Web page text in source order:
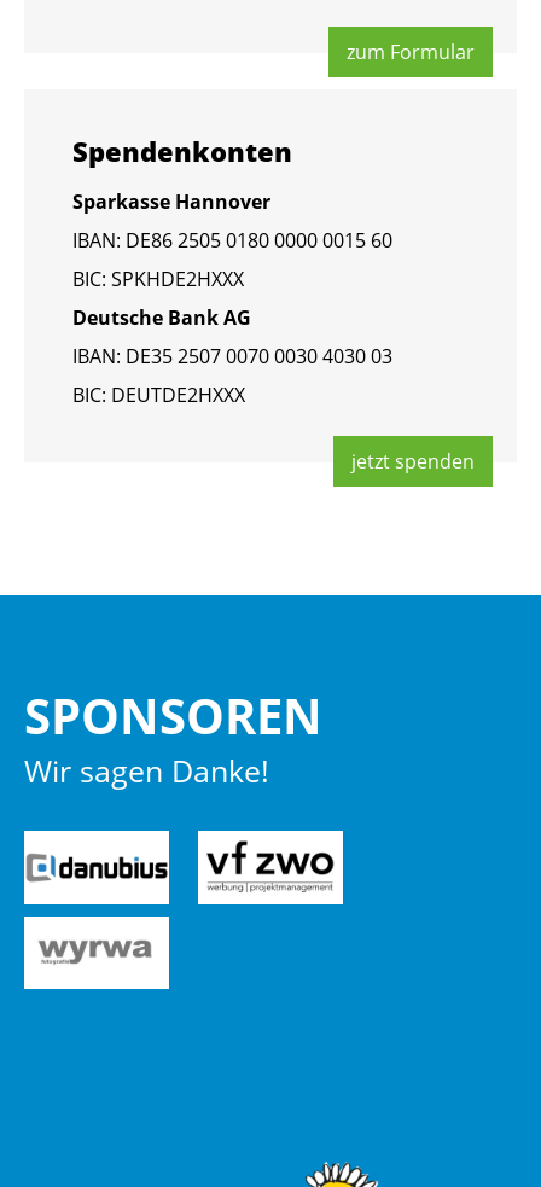
zum For­mu­lar
Spen­den­kon­ten
Spar­kas­se Han­no­ver
IBAN: DE86 2505 0180 0000 0015 60
BIC: SPKHDE2HXXX
Deut­sche Bank AG
IBAN: DE35 2507 0070 0030 4030 03
BIC: DEUT­DE2HXXX
jetzt spen­den
SPON­SO­REN
Wir sagen Danke!